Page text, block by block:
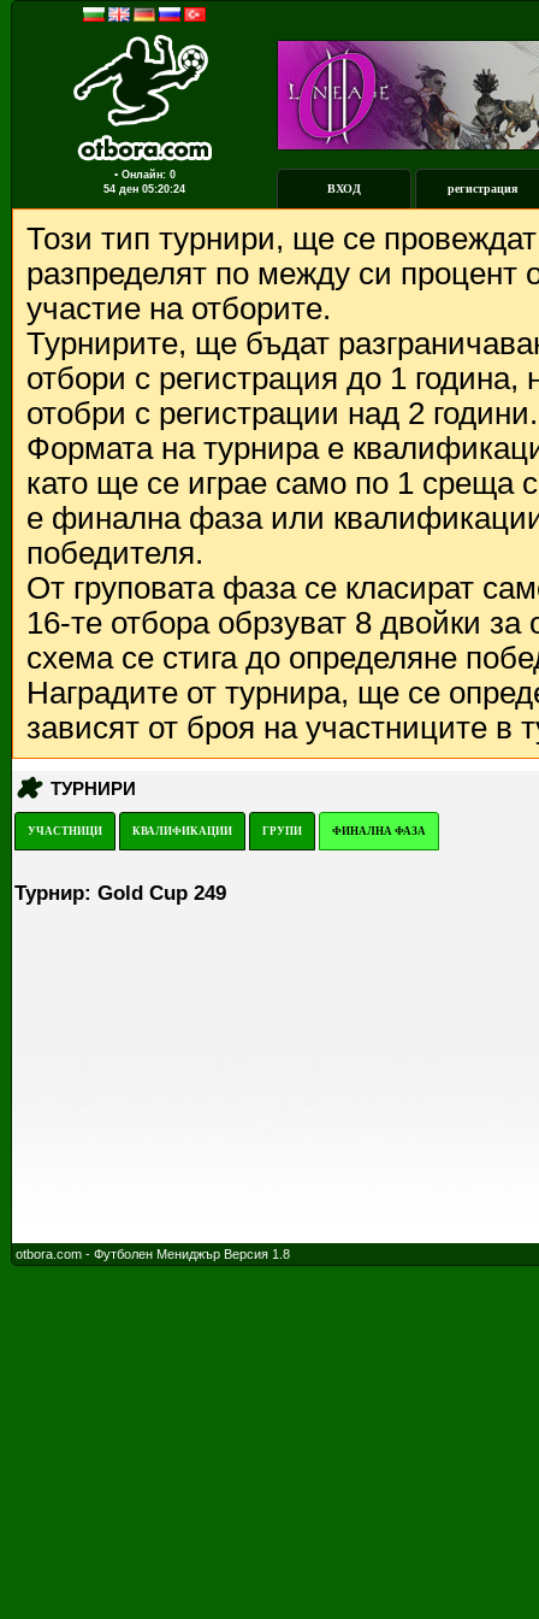
▪ Онлайн: 0
54 ден 05:20:24 ВХОД регистрация
Този тип турнири, ще се
разпределят по между си процент
участие на отборите.
Турнирите, ще бъдат
отбори с регистрация до 1
отобри с регистрации над 2 години.
Формата на турнира е
като ще се играе само по 1 среща
е финална фаза или
победителя.
От груповата фаза се класират
16-те отбора обрзуват 8 двойки
схема се стига до определяне
Наградите от турнира, ще се
зависят от броя на участниците в
ТУРНИРИ
УЧАСТНИЦИ КВАЛИФИКАЦИИ ГРУПИ ФИНАЛНА ФАЗА
Турнир: Gold Cup 249
otbora.com - Футболен Мениджър Версия 1.8